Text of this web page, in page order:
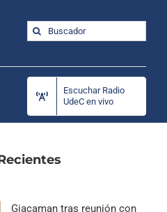
Buscar:
Escuchar Radio
UdeC en vivo
Giacaman tras reunión con